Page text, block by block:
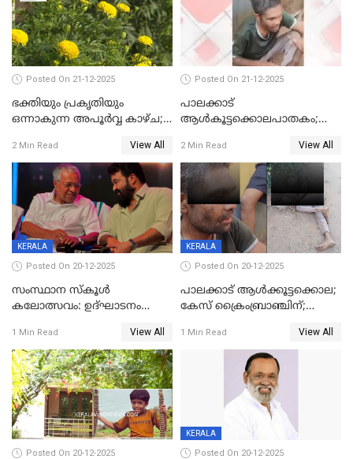
Posted On 21-12-2025
ഭക്തിയും പ്രകൃതിയും
ഒന്നാകുന്ന അപൂര്‍വ്വ കാഴ്ച;
കാഴ്ചാനുഭവമൊരുക്കി
ശബരീ നന്ദനം
2 Min Read View All
Posted On 21-12-2025
പാലക്കാട്‌
ആൾകൂട്ടക്കൊലപാതകം;
ഊർജ്ജിതമാക്കിമാക്കി
ക്രൈംബ്രാഞ്ച്
2 Min Read View All
KERALA
Posted On 20-12-2025
സംസ്ഥാന സ്കൂൾ
കലോത്സവം: ഉദ്ഘാടനം
മുഖ്യാതിഥിയായി
മോഹൻലാൽ
1 Min Read View All
KERALA
Posted On 20-12-2025
പാലക്കാട് ആൾക്കൂട്ടക്കൊല;
കേസ് ക്രൈംബ്രാഞ്ചിന്;
അന്വേഷിക്കും
1 Min Read View All
Posted On 20-12-2025
KERALA
Posted On 20-12-2025